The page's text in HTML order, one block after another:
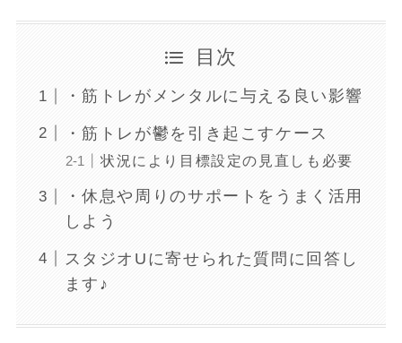
目次
・筋トレがメンタルに与える良い影響
・筋トレが鬱を引き起こすケース
状況により目標設定の見直しも必要
・休息や周りのサポートをうまく活用
しよう
スタジオUに寄せられた質問に回答し
ます♪